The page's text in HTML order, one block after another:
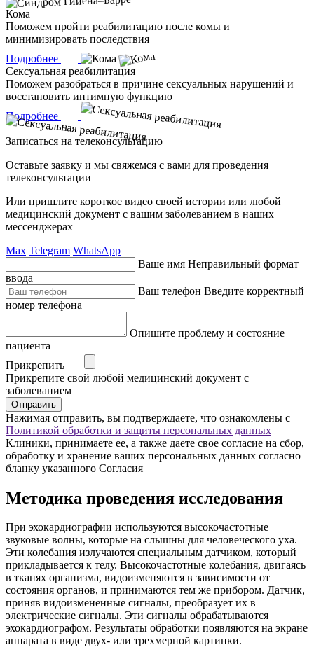
Кома
Поможем пройти реабилитацию после комы и
минимизировать последствия
Подробнее
Сексуальная реабилитация
Поможем разобраться в причине сексуальных нарушений и
восстановить интимную функцию
Подробнее
Записаться на телеконсультацию
Оставьте заявку и мы свяжемся с вами для проведения
телеконсультации
Или пришлите короткое видео своей истории или любой
медицинский документ с вашим заболеванием в наших
мессенджерах
Max Telegram WhatsApp
Ваше имя Неправильный формат
ввода
Ваш телефон Введите корректный
номер телефона
Опишите проблему и состояние
пациента
Прикрепить
Прикрепите свой любой медицинский документ с
заболеванием
Отправить
Нажимая отправить, вы подтверждаете, что ознакомлены с
Политикой обработки и защиты персональных данных
Клиники, принимаете ее, а также даете свое согласие на сбор,
обработку и хранение ваших персональных данных согласно
бланку указанного Согласия
Методика проведения исследования
При эхокардиографии используются высокочастотные
звуковые волны, которые на слышны для человеческого уха.
Эти колебания излучаются специальным датчиком, который
прикладывается к телу. Высокочастотные колебания, двигаясь
в тканях организма, видоизменяются в зависимости от
состояния органов, и принимаются тем же прибором. Датчик,
приняв видоизмененные сигналы, преобразует их в
электрические сигналы. Эти сигналы обрабатываются
эхокардиографом. Результаты обработки появляются на экране
аппарата в виде двух- или трехмерной картинки.